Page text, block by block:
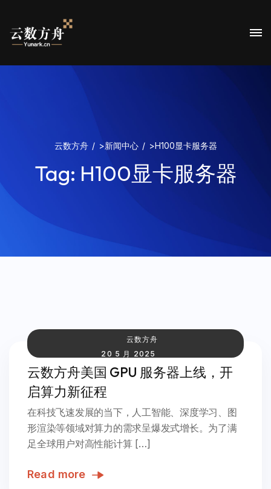
云数方舟 >新闻中心 >H100显卡服务器
Tag: H100显卡服务器
云数方舟
20 5 月 2025
云数方舟美国 GPU 服务器上线，开
启算力新征程​
在科技飞速发展的当下，人工智能、深度学习、图
形渲染等领域对算力的需求呈爆发式增长。为了满
足全球用户对高性能计算 […]
Read more